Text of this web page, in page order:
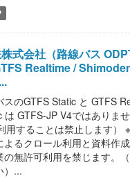
式会社（路線バス
Realtime /
のGTFS Static と GTFS
は GTFS-JP V4ではありま
用することは禁止します）
よるクロール利用と資料作
の無許可利用を禁じます。
）...